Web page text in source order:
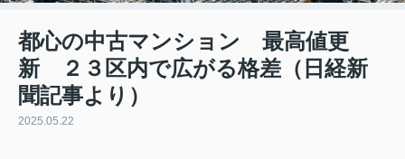
都心の中古マンション 最高値更
新 ２３区内で広がる格差（日経新
聞記事より）
2025.05.22